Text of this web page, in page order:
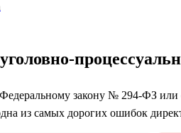
закону № 294-ФЗ
из самых дорогих ошибок